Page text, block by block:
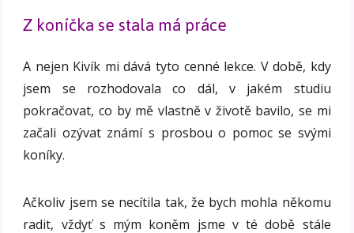
Z koníčka se stala má práce
A nejen Kivík mi dává tyto cenné lekce. V době, kdy
jsem se rozhodovala co dál, v jakém studiu
pokračovat, co by mě vlastně v životě bavilo, se mi
začali ozývat známí s prosbou o pomoc se svými
koníky.
Ačkoliv jsem se necítila tak, že bych mohla někomu
radit, vždyť s mým koněm jsme v té době stále